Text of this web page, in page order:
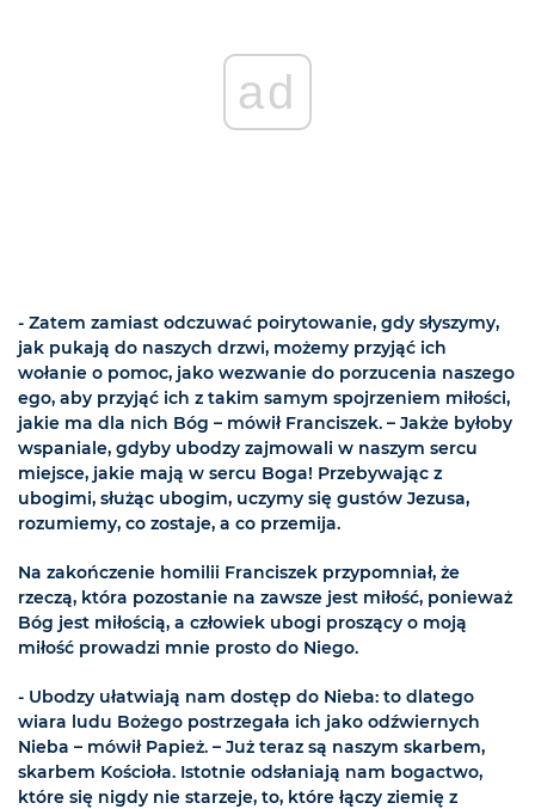
ad
- Zatem zamiast odczuwać poirytowanie, gdy słyszymy,
jak pukają do naszych drzwi, możemy przyjąć ich
wołanie o pomoc, jako wezwanie do porzucenia naszego
ego, aby przyjąć ich z takim samym spojrzeniem miłości,
jakie ma dla nich Bóg – mówił Franciszek. – Jakże byłoby
wspaniale, gdyby ubodzy zajmowali w naszym sercu
miejsce, jakie mają w sercu Boga! Przebywając z
ubogimi, służąc ubogim, uczymy się gustów Jezusa,
rozumiemy, co zostaje, a co przemija.
Na zakończenie homilii Franciszek przypomniał, że
rzeczą, która pozostanie na zawsze jest miłość, ponieważ
Bóg jest miłością, a człowiek ubogi proszący o moją
miłość prowadzi mnie prosto do Niego.
- Ubodzy ułatwiają nam dostęp do Nieba: to dlatego
wiara ludu Bożego postrzegała ich jako odźwiernych
Nieba – mówił Papież. – Już teraz są naszym skarbem,
skarbem Kościoła. Istotnie odsłaniają nam bogactwo,
które się nigdy nie starzeje, to, które łączy ziemię z